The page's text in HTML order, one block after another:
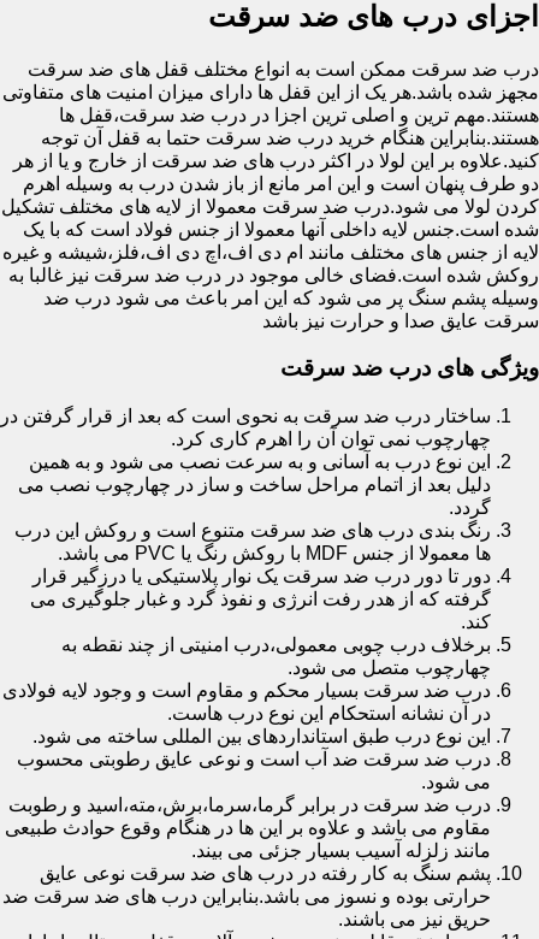
اجزای درب های ضد سرقت
درب ضد سرقت ممکن است به انواع مختلف قفل های ضد سرقت
مجهز شده باشد.هر یک از این قفل ها دارای میزان امنیت های متفاوتی
هستند.مهم ترین و اصلی ترین اجزا در درب ضد سرقت،قفل ها
هستند.بنابراین هنگام خرید درب ضد سرقت حتما به قفل آن توجه
کنید.علاوه بر این لولا در اکثر درب های ضد سرقت از خارج و یا از هر
دو طرف پنهان است و این امر مانع از باز شدن درب به وسیله اهرم
کردن لولا می شود.درب ضد سرقت معمولا از لایه های مختلف تشکیل
شده است.جنس لایه داخلی آنها معمولا از جنس فولاد است که با یک
لایه از جنس های مختلف مانند ام دی اف،اچ دی اف،فلز،شیشه و غیره
روکش شده است.فضای خالی موجود در درب ضد سرقت نیز غالبا به
وسیله پشم سنگ پر می شود که این امر باعث می شود درب ضد
سرقت عایق صدا و حرارت نیز باشد
ویژگی های درب ضد سرقت
ساختار درب ضد سرقت به نحوی است که بعد از قرار گرفتن در
چهارچوب نمی توان آن را اهرم کاری کرد.
این نوع درب به آسانی و به سرعت نصب می شود و به همین
دلیل بعد از اتمام مراحل ساخت و ساز در چهارچوب نصب می
گردد.
رنگ بندی درب های ضد سرقت متنوع است و روکش این درب
ها معمولا از جنس MDF با روکش رنگ یا PVC می باشد.
دور تا دور درب ضد سرقت یک نوار پلاستیکی یا درزگیر قرار
گرفته که از هدر رفت انرژی و نفوذ گرد و غبار جلوگیری می
کند.
برخلاف درب چوبی معمولی،درب امنیتی از چند نقطه به
چهارچوب متصل می شود.
درب ضد سرقت بسیار محکم و مقاوم است و وجود لایه فولادی
در آن نشانه استحکام این نوع درب هاست.
این نوع درب طبق استانداردهای بین المللی ساخته می شود.
درب ضد سرقت ضد آب است و نوعی عایق رطوبتی محسوب
می شود.
درب ضد سرقت در برابر گرما،سرما،برش،مته،اسید و رطوبت
مقاوم می باشد و علاوه بر این ها در هنگام وقوع حوادث طبیعی
مانند زلزله آسیب بسیار جزئی می بیند.
پشم سنگ به کار رفته در درب های ضد سرقت نوعی عایق
حرارتی بوده و نسوز می باشد.بنابراین درب های ضد سرقت ضد
حریق نیز می باشند.